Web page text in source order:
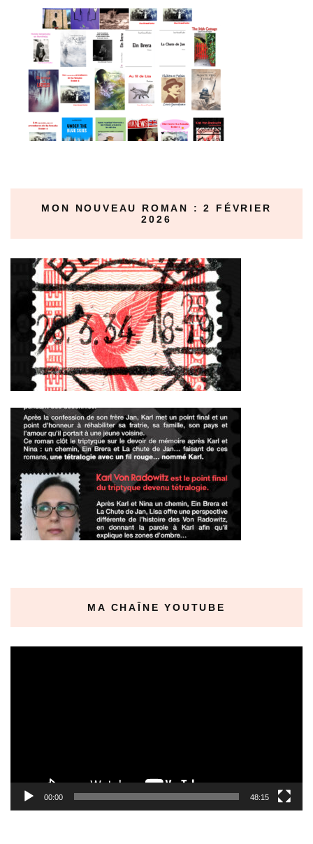
MON NOUVEAU ROMAN : 2 FÉVRIER
2026
MA CHAÎNE YOUTUBE
00:00 48:15